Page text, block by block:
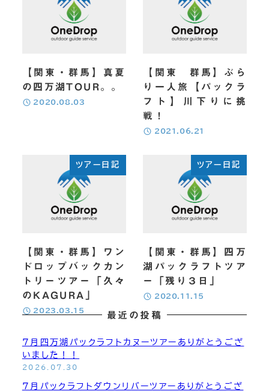
【関東・群馬】真夏
の四万湖TOUR。。
投稿日
2020.08.03
【関東 群馬】ぶら
り一人旅【パックラ
フト】川下りに挑
戦！
投稿日
2021.06.21
ツアー日記
【関東・群馬】ワン
ドロップバックカン
トリーツアー「久々
のKAGURA」
投稿日
2023.03.15
ツアー日記
【関東・群馬】四万
湖パックラフトツア
ー「残り３日」
投稿日
2020.11.15
最近の投稿
7月四万湖パックラフトカヌーツアーありがとうござ
いました！！
2026.07.30
7月パックラフトダウンリバーツアーありがとうござ